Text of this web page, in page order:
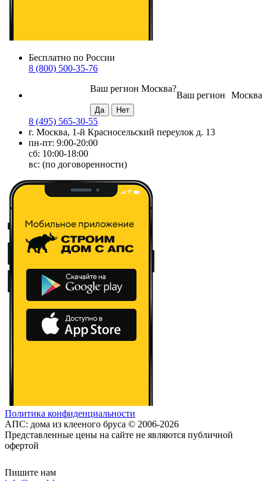
Бесплатно по России
8 (800) 500-35-76
Москва
Ваш регион
Ваш регион Москва?
8 (495) 565-30-55
г. Москва, 1-й Красносельский переулок д. 13
пн-пт: 9:00-20:00
сб: 10:00-18:00
вс: (по договоренности)
Политика конфиденциальности
АПС: дома из клееного бруса © 2006-2026
Представленные цены на сайте не являются публичной
офертой
Пишите нам